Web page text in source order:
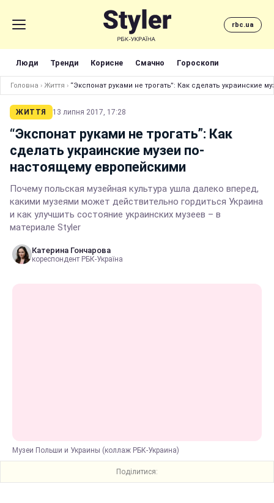
rbc.ua
Люди Тренди Корисне Смачно Гороскопи
Головна › Життя › “Экспонат руками не трогать”: Как сделать украинские
ЖИТТЯ 13 липня 2017, 17:28
“Экспонат руками не трогать”: Как
сделать украинские музеи по-
настоящему европейскими
Почему польская музейная культура ушла далеко вперед,
какими музеями может действительно гордиться Украина
и как улучшить состояние украинских музеев – в
материале Styler
Катерина Гончарова
кореспондент РБК-Україна
Музеи Польши и Украины (коллаж РБК-Украина)
Поділитися: